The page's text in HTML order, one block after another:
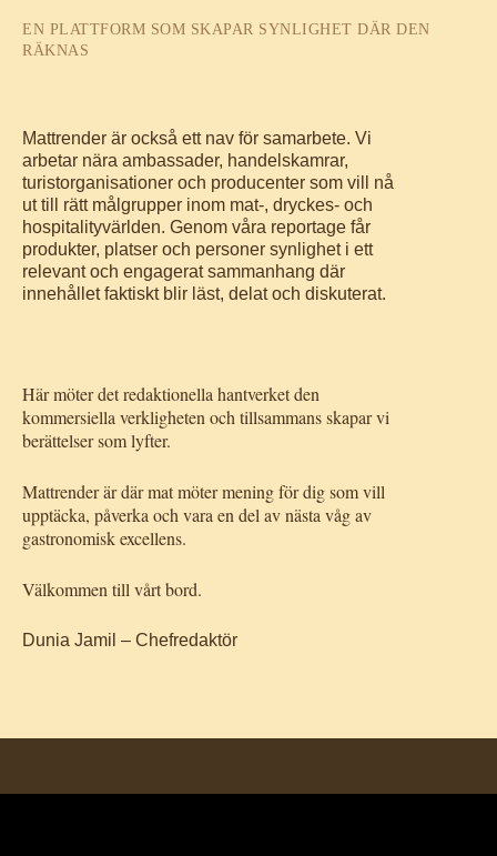
EN PLATTFORM SOM SKAPAR SYNLIGHET DÄR DEN
RÄKNAS
Mattrender är också ett nav för samarbete. Vi
arbetar nära ambassader, handelskamrar,
turistorganisationer och producenter som vill nå
ut till rätt målgrupper inom mat-, dryckes- och
hospitalityvärlden. Genom våra reportage får
produkter, platser och personer synlighet i ett
relevant och engagerat sammanhang där
innehållet faktiskt blir läst, delat och diskuterat.
Här möter det redaktionella hantverket den
kommersiella verkligheten och tillsammans skapar vi
berättelser som lyfter.
Mattrender är där mat möter mening för dig som vill
upptäcka, påverka och vara en del av nästa våg av
gastronomisk excellens.
Välkommen till vårt bord.
Dunia Jamil – Chefredaktör